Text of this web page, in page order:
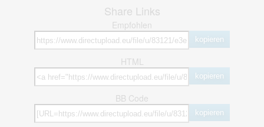
Share Links
Empfohlen
kopieren
HTML
kopieren
BB Code
kopieren